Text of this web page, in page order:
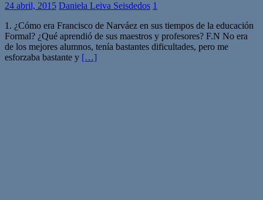
24 abril, 2015 Daniela Leiva Seisdedos 1
1. ¿Cómo era Francisco de Narváez en sus tiempos de la educación
Formal? ¿Qué aprendió de sus maestros y profesores? F.N No era
de los mejores alumnos, tenía bastantes dificultades, pero me
esforzaba bastante y […]